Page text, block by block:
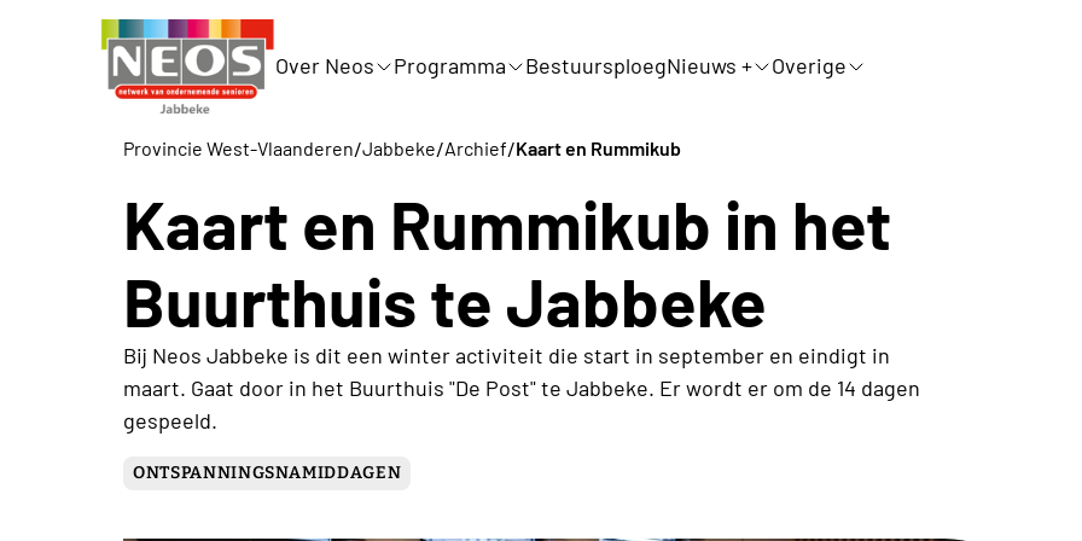
Over Neos Programma BestuursploegNieuws + Overige
Provincie West-Vlaanderen/Jabbeke/Archief/Kaart en Rummikub
Kaart en Rummikub in het
Buurthuis te Jabbeke
Bij Neos Jabbeke is dit een winter activiteit die start in september en eindigt in
maart. Gaat door in het Buurthuis "De Post" te Jabbeke. Er wordt er om de 14 dagen
gespeeld.
ONTSPANNINGSNAMIDDAGEN